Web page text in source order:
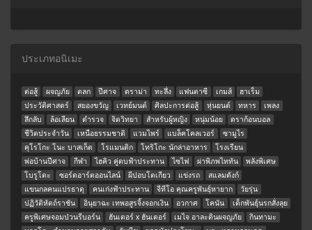
ประเภทอนิเมะ
ต่อสู้ ผจญภัย ตลก ปีศาจ ดราม่า ทะลึ่ง แฟนตาซี เกมส์
ฮาเร็ม
ประวัติศาสตร์
สยองขวัญ เวทย์มนต์ ศิลปะการต่อสู้ หุ่นยนต์ ทหาร
เพลง
ลึกลับ
ล้อเลียน ตำรวจ จิตวิทยา สำหรับผู้หญิง หนุ่มน้อย
ดราก้อนบอล
ชีวิตประจำวัน
เหนือธรรมชาติ แวมไพร์ แบล็คโคลเวอร์
ซามูไร
คุโรโกะ โนะ บาสเก็ต
โรแมนติก โทริโกะ นักล่าอาหาร
โรงเรียน
พ่อบ้านปีศาจ
กีฬา ไฮคิว คู่ตบฟ้าประทาน ไซไฟ ผ่าพิภพไททัน
พลังพิเศษ
โบรูโตะ
ซอร์ดอาร์ตออนไลน์ ผีปอบโตเกียว แข่งรถ
สแลมดังก์
แขนกลคนแปรธาตุ
คนเก่งฟ้าประทาน จีทีโอ คุณครูพันธุ์หายาก
วัยรุ่น
ปฏิวัติหัตถ์ราชัน
อินุยาฉะ เทพอสูรจิ้งจอกเงิน อวกาศ โคนัน
เด็กพันธุ์นรกสั่งลุย
ครูพิเศษจอมป่วนรีบอร์น
ฮันเตอร์ x ฮันเตอร์ เมไจ อาละดินผจญภัย
กินทามะ